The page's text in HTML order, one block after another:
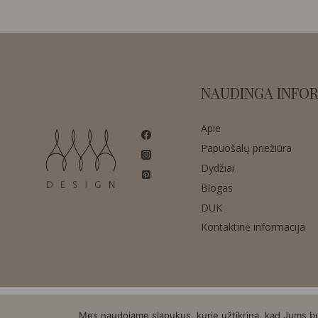
NAUDINGA
Apie
Papuošalų priežiūra
Dydžiai
Blogas
DUK
Kontaktinė informacija
Mes naudojame slapukus, kurie užtikrina, kad Jums